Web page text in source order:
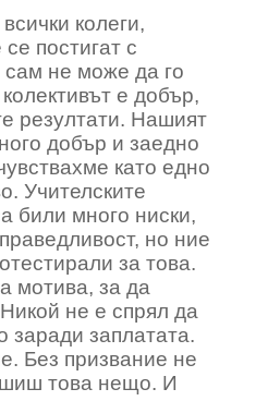
колеги,
постигат с
сам не може да го
е добър,
резултати. Нашият
добър и заедно
като едно
Учителските
били много ниски,
но ние
за това.
мотива, за да
не е спрял да
заради заплатата.
Без призвание не
това нещо. И